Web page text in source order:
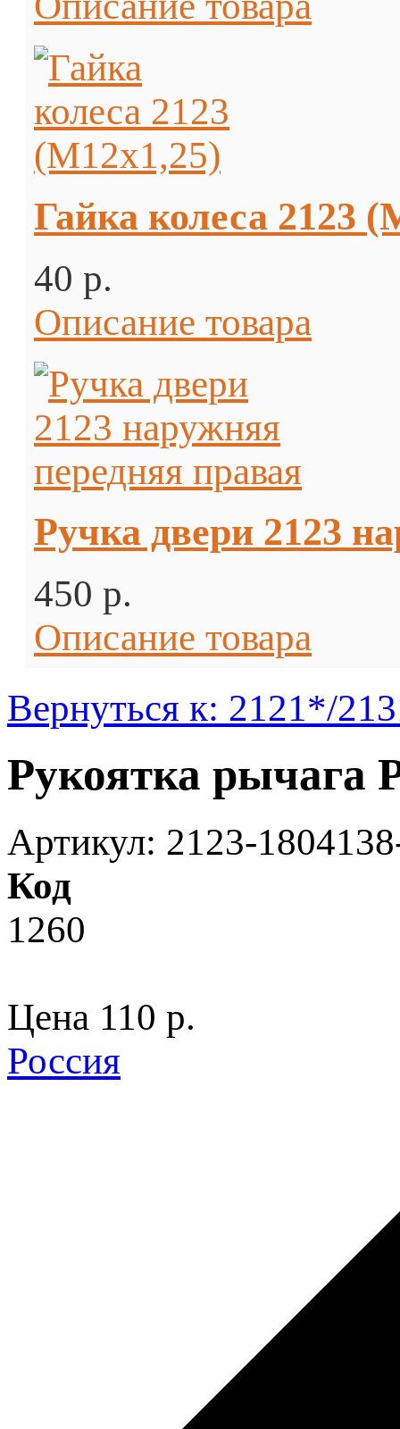
Гайка колеса 2123
40 p.
Описание товара
Ручка двери 2123
450 p.
Описание товара
Вернуться к: 2121*/
Рукоятка рычага
Артикул: 2123-
Код
1260
Цена 110 p.
Россия